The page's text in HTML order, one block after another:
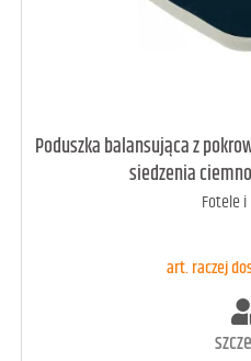
art. raczej
Poduszka balansująca z
siedzenia
Fotele i
art. raczej